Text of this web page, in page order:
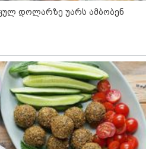
"მამის მიერ ცოტნესთვის
ანდერძში ერთი სიტყვითაც კი
არ არის მოხსენიებული" - ანა
ჯაბაური
09:32 / 05-08-2026
"4 დღე უწყლოდ და უპუროდ
გაატარეს, მათ სიცოცხლე
დავუბრუნეთ" - ქართველი
მეზღვაური წერს, რომ 36
მიგრანტი, მათ შორის, ორსული
დოლარზე უარს ამბობენ